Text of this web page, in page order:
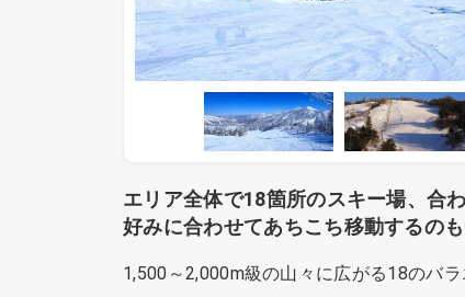
エリア全体で18箇所のスキー場、合
好みに合わせてあちこち移動するの
1,500～2,000m級の山々に広がる18のバ